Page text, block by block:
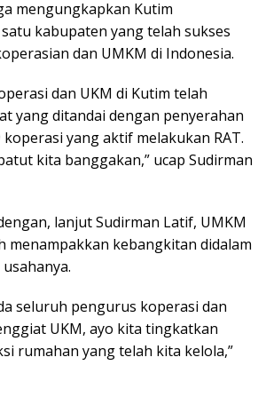
mengungkapkan Kutim
kabupaten yang telah sukses
dan UMKM di Indonesia.
dan UKM di Kutim telah
yang ditandai dengan penyerahan
yang aktif melakukan RAT.
kita banggakan,” ucap Sudirman
lanjut Sudirman Latif, UMKM
menampakkan kebangkitan didalam
seluruh pengurus koperasi dan
UKM, ayo kita tingkatkan
rumahan yang telah kita kelola,”